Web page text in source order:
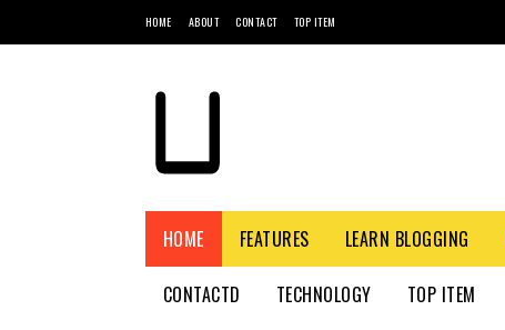
HOME ABOUT CONTACT TOP ITEM
HOME FEATURES LEARN BLOGGING
CONTACTD TECHNOLOGY TOP ITEM